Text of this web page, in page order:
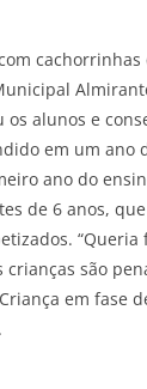
cachorrinhas
os alunos e
em um ano
ano do
de 6 anos,
“Queria
crianças são
em fase